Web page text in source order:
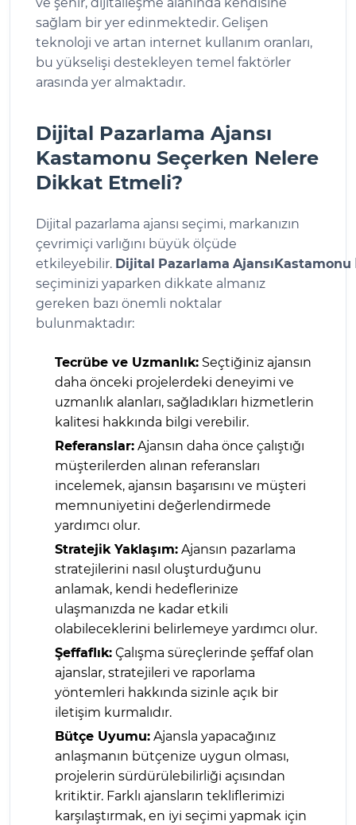
sağlam bir yer edinmektedir. Gelişen
teknoloji ve artan internet kullanım oranları,
bu yükselişi destekleyen temel faktörler
arasında yer almaktadır.
Dijital Pazarlama Ajansı
Kastamonu Seçerken Nelere
Dikkat Etmeli?
Dijital pazarlama ajansı seçimi, markanızın
çevrimiçi varlığını büyük ölçüde
etkileyebilir. Dijital Pazarlama AjansıKastamonu
seçiminizi yaparken dikkate almanız
gereken bazı önemli noktalar
bulunmaktadır:
Tecrübe ve Uzmanlık: Seçtiğiniz ajansın
daha önceki projelerdeki deneyimi ve
uzmanlık alanları, sağladıkları hizmetlerin
kalitesi hakkında bilgi verebilir.
Referanslar: Ajansın daha önce çalıştığı
müşterilerden alınan referansları
incelemek, ajansın başarısını ve müşteri
memnuniyetini değerlendirmede
yardımcı olur.
Stratejik Yaklaşım: Ajansın pazarlama
stratejilerini nasıl oluşturduğunu
anlamak, kendi hedeflerinize
ulaşmanızda ne kadar etkili
olabileceklerini belirlemeye yardımcı olur.
Şeffaflık: Çalışma süreçlerinde şeffaf olan
ajanslar, stratejileri ve raporlama
yöntemleri hakkında sizinle açık bir
iletişim kurmalıdır.
Bütçe Uyumu: Ajansla yapacağınız
anlaşmanın bütçenize uygun olması,
projelerin sürdürülebilirliği açısından
kritiktir. Farklı ajansların tekliflerimizi
karşılaştırmak, en iyi seçimi yapmak için